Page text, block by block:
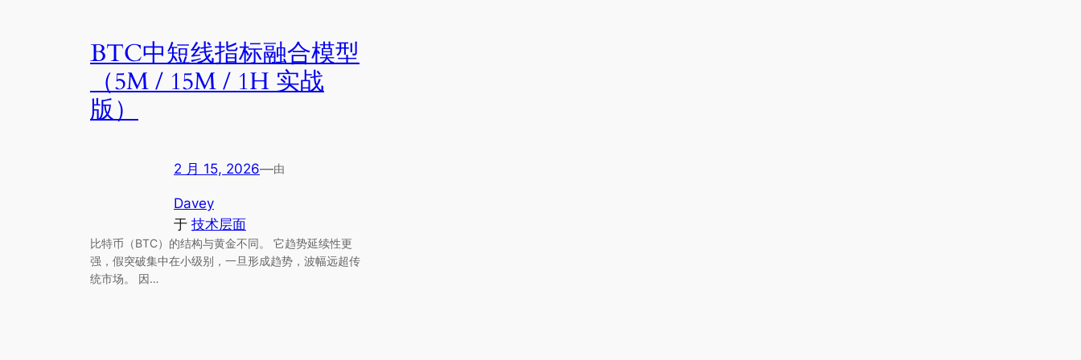
BTC中短线指标融合模型
（5M / 15M / 1H 实战
版）
2 月 15, 2026—由
Davey
于 技术层面
比特币（BTC）的结构与黄金不同。 它趋势延续性更
强，假突破集中在小级别，一旦形成趋势，波幅远超传
统市场。 因…